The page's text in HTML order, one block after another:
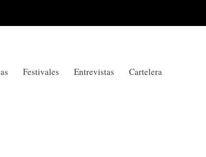
Festivales Entrevistas Cartelera